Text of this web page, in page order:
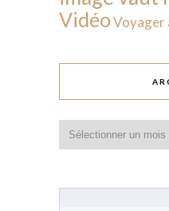
VidéoVoyager